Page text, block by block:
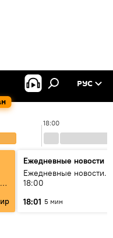
РУС
18:00
Ежедневные новости
Ежедневные новости.
18:00
18:01 5 мин